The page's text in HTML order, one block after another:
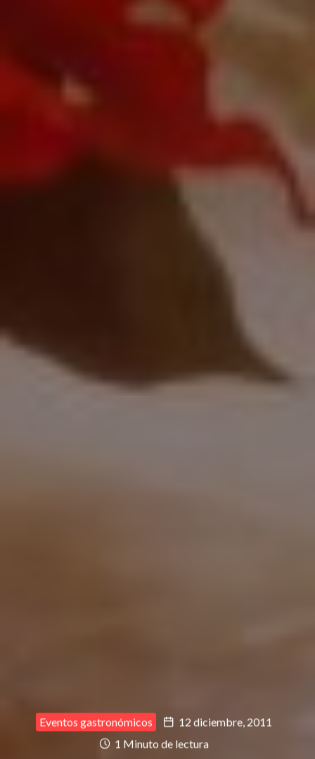
Eventos gastronómicos
12 diciembre, 2011
1 Minuto de lectura